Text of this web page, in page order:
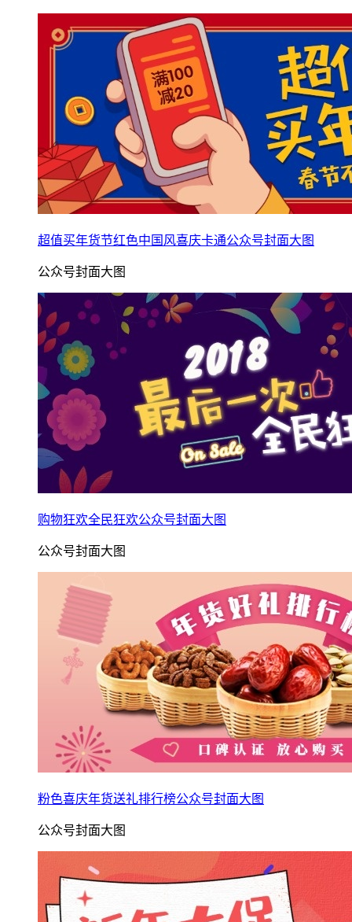
超值买年货节红色中国风喜庆卡通公众号封面大图
公众号封面大图
购物狂欢全民狂欢公众号封面大图
公众号封面大图
粉色喜庆年货送礼排行榜公众号封面大图
公众号封面大图